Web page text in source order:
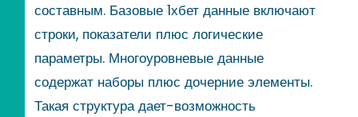
составным. Базовые 1хбет данные включают
строки, показатели плюс логические
параметры. Многоуровневые данные
содержат наборы плюс дочерние элементы.
Такая структура дает-возможность